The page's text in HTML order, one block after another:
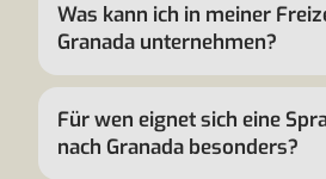
Was kann ich in meiner
Granada unternehmen?
Für wen eignet sich eine
nach Granada besonders?